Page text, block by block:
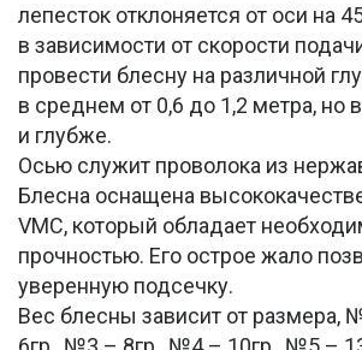
лепесток отклоняется от оси на
в зависимости от скорости
провести блесну на различной
в среднем от 0,6 до 1,2 метра, но
и глубже.
Осью служит проволока из
Блесна оснащена
VMC, который обладает
прочностью. Его острое жало
уверенную подсечку.
Вес блесны зависит от размера,